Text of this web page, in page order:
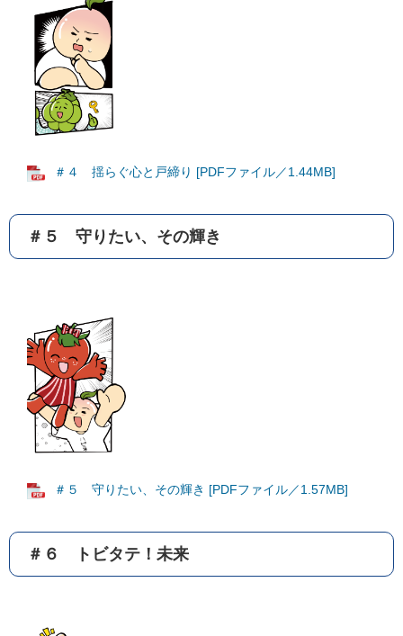
＃４ 揺らぐ心と戸締り [PDFファイル／1.44MB]
＃５ 守りたい、その輝き
＃５ 守りたい、その輝き [PDFファイル／1.57MB]
＃６ トビタテ！未来